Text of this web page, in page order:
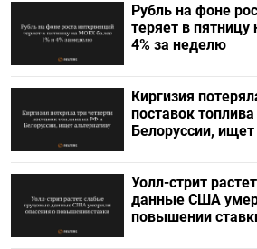
Рубль на фоне
теряет в
4% за неделю
Киргизия
поставок
Белоруссии, ищет
Уолл-стрит
данные США
повышении